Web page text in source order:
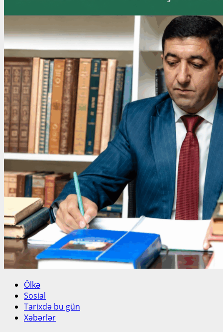
Ölkə
Sosial
Tarixdə bu gün
Xəbərlər